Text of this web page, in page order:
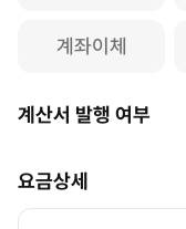
계좌이체
계산서 발행 여부
요금상세